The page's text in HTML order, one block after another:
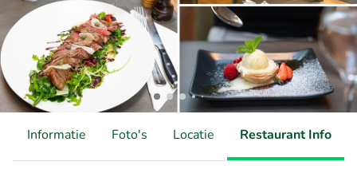
Informatie Foto's Locatie Restaurant Info